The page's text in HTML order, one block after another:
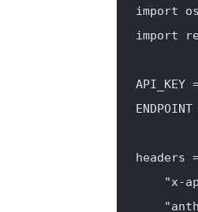
import os
import
API_KEY
headers
"x-